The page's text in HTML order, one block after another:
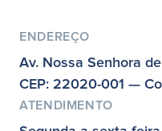
ENDEREÇO
Av. Nossa Senhora
CEP: 22020-001 —
ATENDIMENTO